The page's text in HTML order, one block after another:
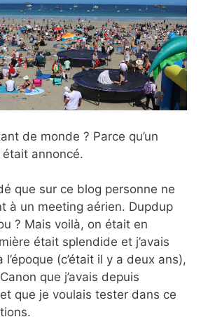
de monde ? Parce qu’un
annoncé.
que sur ce blog personne ne
à un meeting aérien. Dupdup
? Mais voilà, on était en
était splendide et j’avais
(c’était il y a deux ans),
que j’avais depuis
que je voulais tester dans ce